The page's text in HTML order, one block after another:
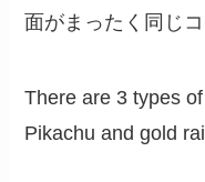
面がまったく同じ
There are 3 types
Pikachu and gold